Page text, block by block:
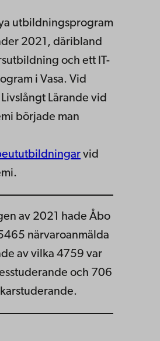
utbildningsprogram
2021, däribland
och ett IT-
i Vasa. Vid
Lärande vid
började man
vid
av 2021 hade Åbo
närvaroanmälda
av vilka 4759 var
och 706